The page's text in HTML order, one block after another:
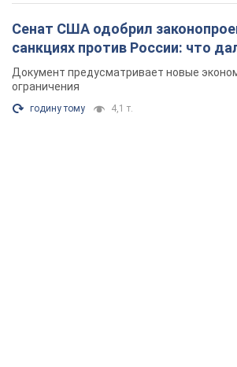
Сенат США одобрил
санкциях против России: что
Документ предусматривает новые
ограничения
годину тому 4,1 т.